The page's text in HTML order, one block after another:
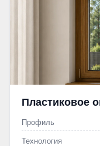
Пластиковое
Профиль
Технология